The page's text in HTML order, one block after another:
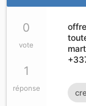
0
vote
1
réponse